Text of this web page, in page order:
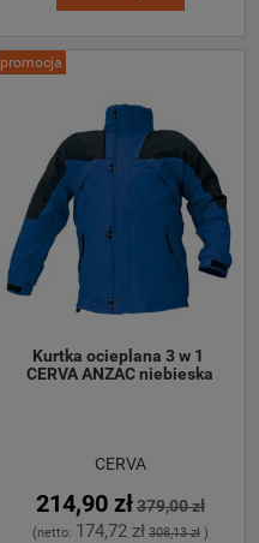
Kurtka ocieplana 3 w 1
CERVA ANZAC niebieska
CERVA
214,90 zł379,00 zł
(netto: 174,72 zł 308,13 zł)
promocja